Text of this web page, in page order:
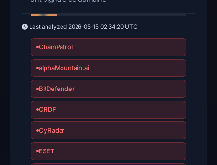
Last analyzed 2026-05-15 02:34:20 UTC
ChainPatrol
alphaMountain.ai
BitDefender
CRDF
CyRadar
ESET